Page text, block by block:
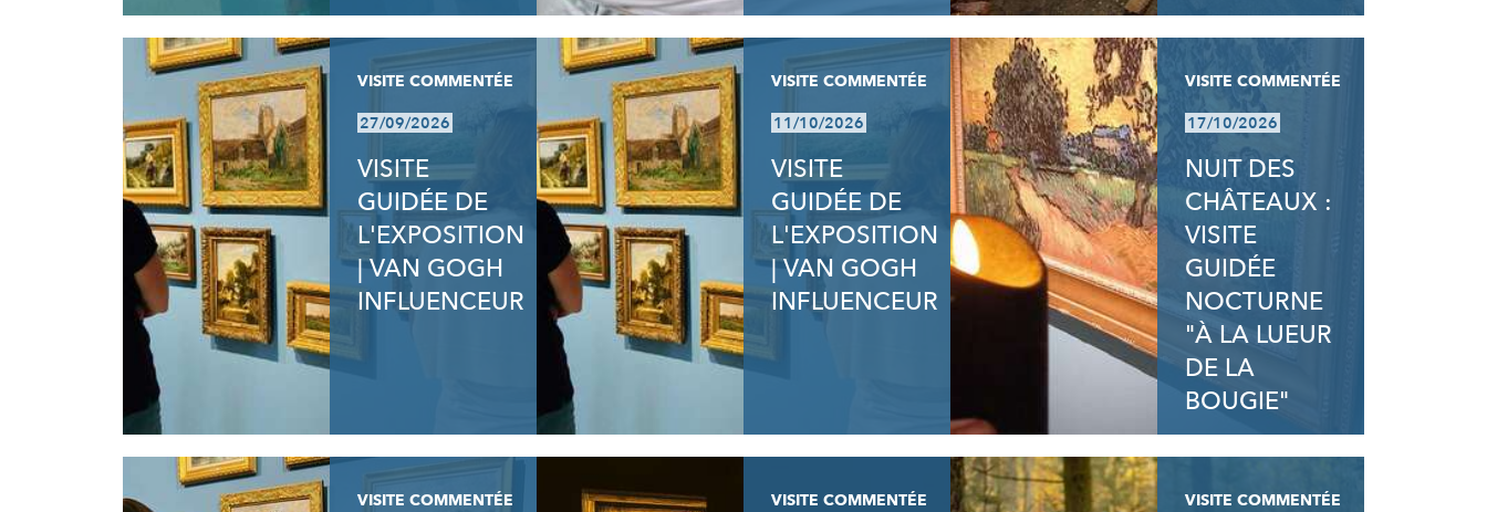
VISITE COMMENTÉE
27/09/2026
VISITE
GUIDÉE DE
L'EXPOSITION
| VAN GOGH
INFLUENCEUR
VISITE COMMENTÉE
11/10/2026
VISITE
GUIDÉE DE
L'EXPOSITION
| VAN GOGH
INFLUENCEUR
VISITE COMMENTÉE
17/10/2026
NUIT DES
CHÂTEAUX :
VISITE
GUIDÉE
NOCTURNE
"À LA LUEUR
DE LA
BOUGIE"
VISITE COMMENTÉE
VISITE COMMENTÉE
VISITE COMMENTÉE